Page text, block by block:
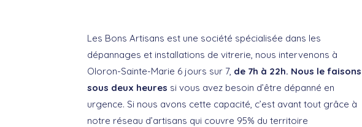
Les Bons Artisans est une société spécialisée dans les
dépannages et installations de vitrerie, nous intervenons à
Oloron-Sainte-Marie 6 jours sur 7, de 7h à 22h. Nous le faisons
sous deux heures si vous avez besoin d’être dépanné en
urgence. Si nous avons cette capacité, c’est avant tout grâce à
notre réseau d’artisans qui couvre 95% du territoire